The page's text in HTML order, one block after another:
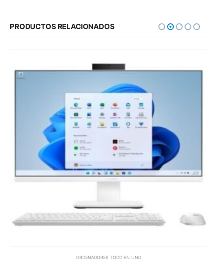
PRODUCTOS RELACIONADOS
ORDENADORES TODO EN UNO